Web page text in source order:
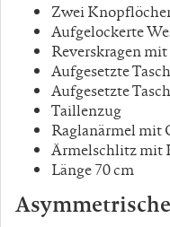
Zwei
Aufgelockerte
Reverskragen
Aufgesetzte
Aufgesetzte
Taillenzug
Raglanärmel mit
Ärmelschlitz mit
Länge 70 cm